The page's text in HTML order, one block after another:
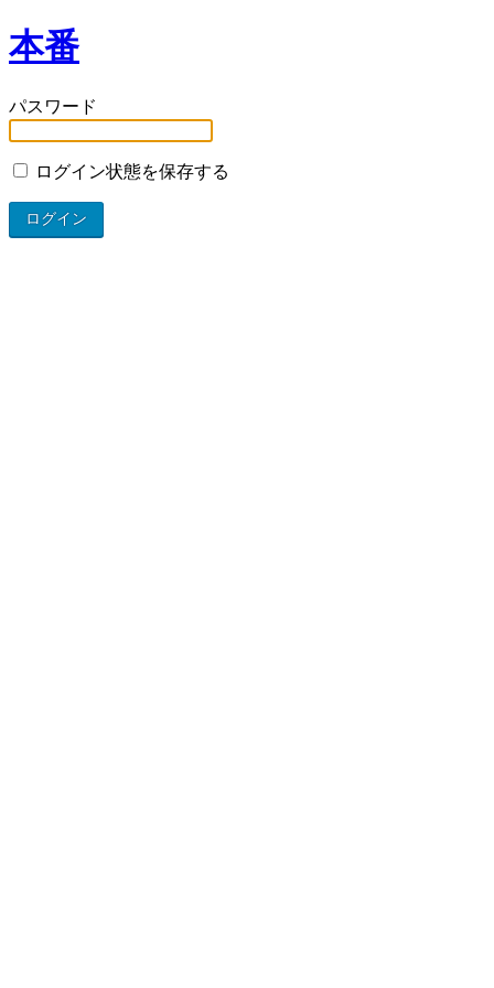
本番
パスワード
ログイン状態を保存する